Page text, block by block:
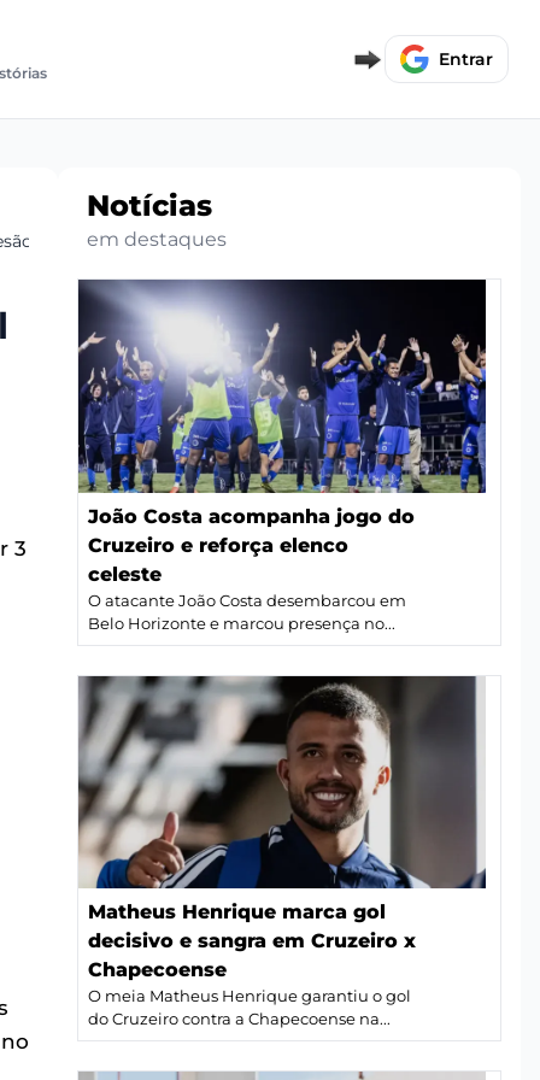
Entrar
3
Notícias
em destaques
João Costa acompanha jogo do
Cruzeiro e reforça elenco
celeste
O atacante João Costa desembarcou em
Belo Horizonte e marcou presença no...
Matheus Henrique marca gol
decisivo e sangra em Cruzeiro x
Chapecoense
O meia Matheus Henrique garantiu o gol
do Cruzeiro contra a Chapecoense na...